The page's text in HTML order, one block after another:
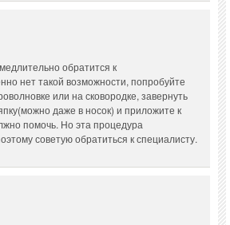
обратится к
нет такой возможности, попробуйте
или на сковородке, завернуть
даже в носок) и приложите к
помочь. Но эта процедура
советую обратиться к специалисту.